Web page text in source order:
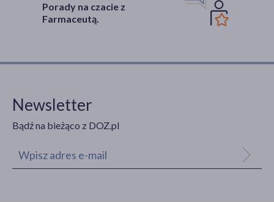
Porady na czacie z
Farmaceutą.
Newsletter
Bądź na bieżąco z DOZ.pl